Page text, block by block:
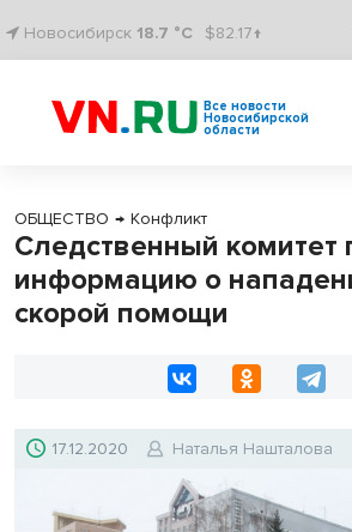
Новосибирск 18.7 °C $82.17↑
Все новости
Новосибирской
области
ОБЩЕСТВО → Конфликт
Следственный комитет
информацию о
скорой помощи
17.12.2020 Наталья Нашталова